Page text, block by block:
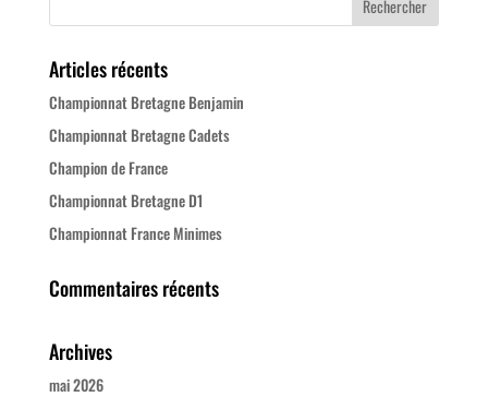
Articles récents
Championnat Bretagne Benjamin
Championnat Bretagne Cadets
Champion de France
Championnat Bretagne D1
Championnat France Minimes
Commentaires récents
Archives
mai 2026